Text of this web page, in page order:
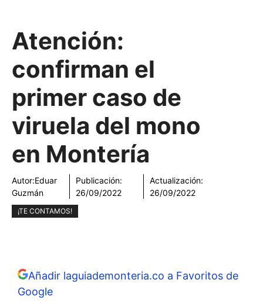
Atención:
confirman el
primer caso de
viruela del mono
en Montería
Autor:Eduar
Guzmán
Publicación:
26/09/2022
Actualización:
26/09/2022
¡TE CONTAMOS!
Añadir laguiademonteria.co a Favoritos de
Google